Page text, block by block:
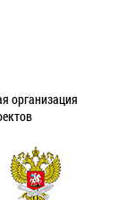
организация